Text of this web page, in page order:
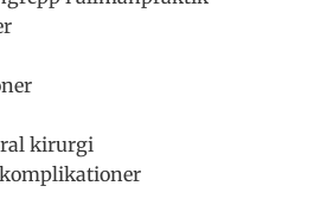
kirurgi